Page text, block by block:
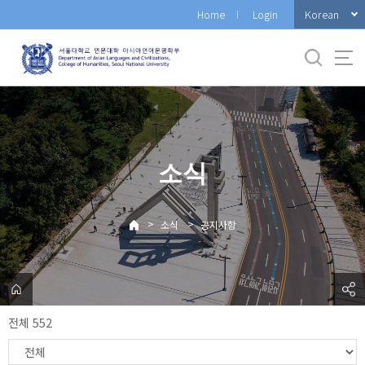
로
메
뉴
Home Login Korean
소식
> 소식 > 공지사항
전체 552